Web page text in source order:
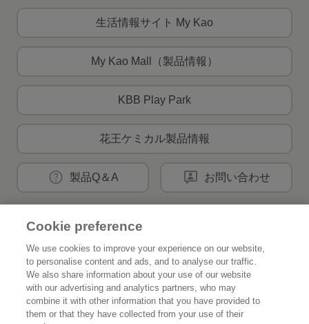
生活情報サイト My Kao
My Kao Mall（製品情報）
KBB Play Park
花王ケミカル製品情報
製品Q＆A お問い合わせ
花王公式SNSアカウント
Home 花王について
Cookie preference
We use cookies to improve your experience on our website,
to personalise content and ads, and to analyse our traffic.
We also share information about your use of our website
with our advertising and analytics partners, who may
combine it with other information that you have provided to
them or that they have collected from your use of their